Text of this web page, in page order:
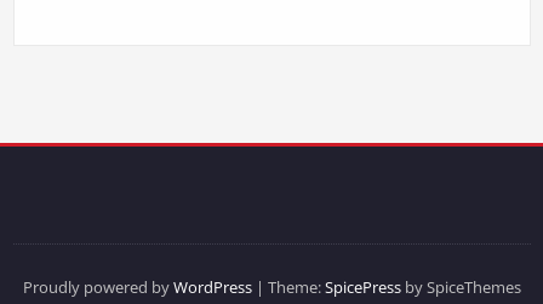
Proudly powered byWordPress| Theme:SpicePressby SpiceThemes